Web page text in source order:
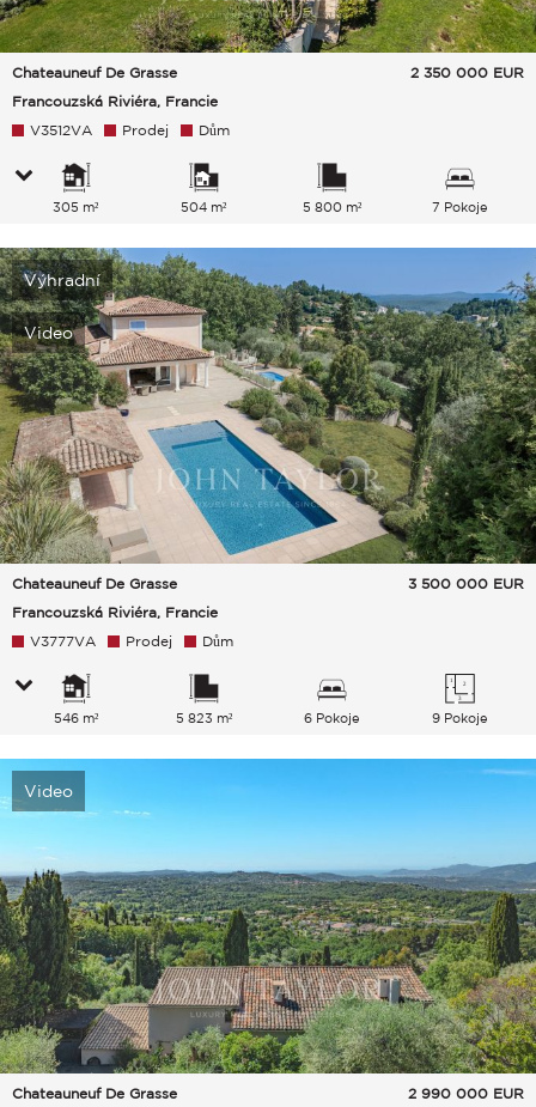
Chateauneuf De Grasse
Francouzská Riviéra, Francie
2 350 000 EUR
V3512VA Prodej Dům
305 m² 504 m² 5 800 m² 7 Pokoje
Výhradní
Video
Chateauneuf De Grasse
Francouzská Riviéra, Francie
3 500 000 EUR
V3777VA Prodej Dům
546 m² 5 823 m² 6 Pokoje 9 Pokoje
Video
Chateauneuf De Grasse 2 990 000 EUR